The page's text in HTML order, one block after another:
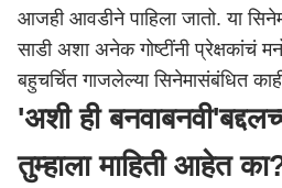
आजही आवडीने पाहिला जातो. या
साडी अशा अनेक गोष्टींनी प्रेक्षकांचं
बहुचर्चित गाजलेल्या सिनेमासंबंधित
'अशी ही
तुम्हाला माहिती आहेत